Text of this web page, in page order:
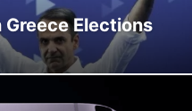
Elections